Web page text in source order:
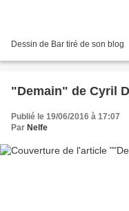
Dessin de Bar tiré de son blog
"Demain" de Cyril
Publié le 19/06/2016 à 17:07
Par Nelfe